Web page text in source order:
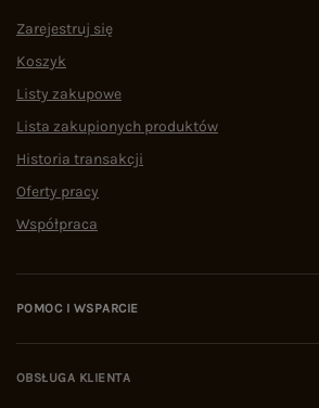
Zarejestruj się
Koszyk
Listy zakupowe
Lista zakupionych produktów
Historia transakcji
Oferty pracy
Współpraca
POMOC I WSPARCIE
OBSŁUGA KLIENTA